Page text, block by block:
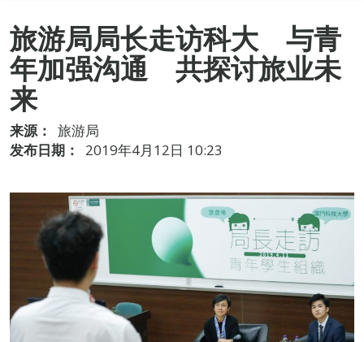
旅游局局长走访科大 与青
年加强沟通 共探讨旅业未
来
来源：
旅游局
发布日期：
2019年4月12日 10:23